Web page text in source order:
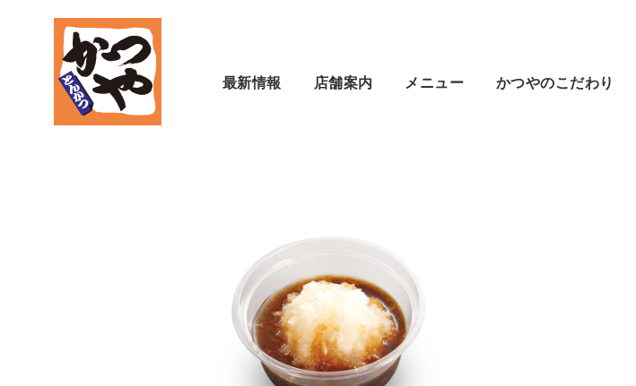
最新情報 店舗案内 メニュー かつやのこだわり